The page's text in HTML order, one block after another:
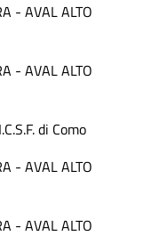
- AVAL ALTO
- AVAL ALTO
di Como
- AVAL ALTO
- AVAL ALTO